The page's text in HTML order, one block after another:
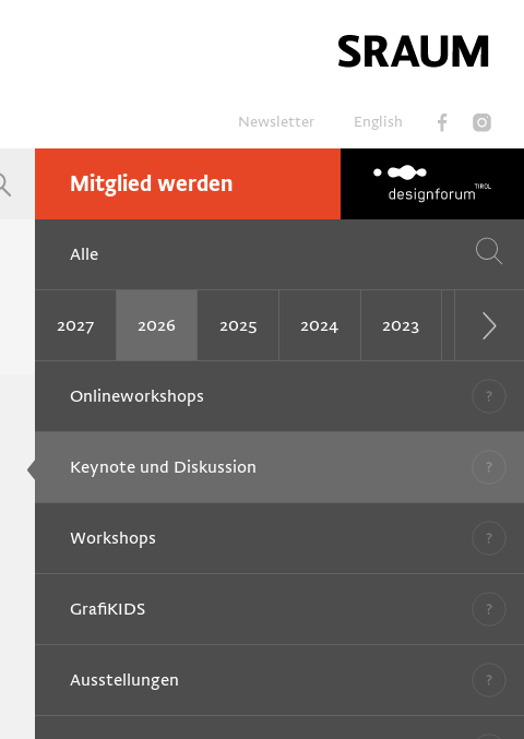
Newsletter English
Mitglied werden
Suchen
Alle
2027 2026 2025 2024 2023 2022
Onlineworkshops
Keynote und Diskussion
Workshops
GrafiKIDS
Ausstellungen